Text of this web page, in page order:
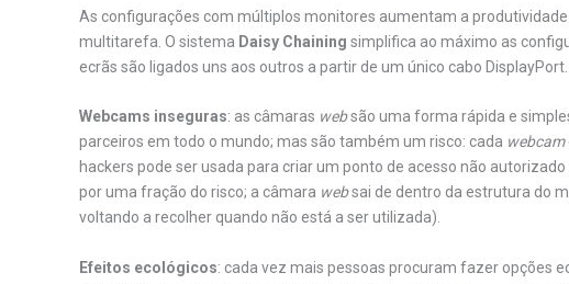
As configurações com múltiplos monitores aumentam a
multitarefa. O sistema Daisy Chaining simplifica ao máximo as
ecrãs são ligados uns aos outros a partir de um único cabo DisplayPort.
Webcams inseguras: as câmaras websão uma forma rápida e
parceiros em todo o mundo; mas são também um risco: cada webcam
hackers pode ser usada para criar um ponto de acesso não autorizado
por uma fração do risco; a câmara websai de dentro da estrutura do
voltando a recolher quando não está a ser utilizada).
Efeitos ecológicos: cada vez mais pessoas procuram fazer opções